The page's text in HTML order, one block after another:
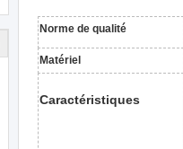
Norme de qualité
Matériel
Caractéristiques